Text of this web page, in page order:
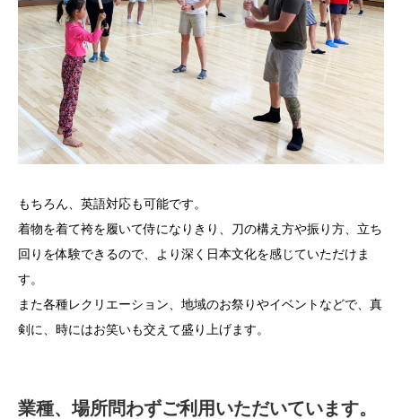
もちろん、英語対応も可能です。
着物を着て袴を履いて侍になりきり、刀の構え方や振り方、立ち
回りを体験できるので、より深く日本文化を感じていただけま
す。
また各種レクリエーション、地域のお祭りやイベントなどで、真
剣に、時にはお笑いも交えて盛り上げます。
業種、場所問わずご利用いただいています。